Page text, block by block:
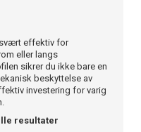
effektiv for
eller langs
sikrer du ikke bare en
beskyttelse av
investering for varig
resultater